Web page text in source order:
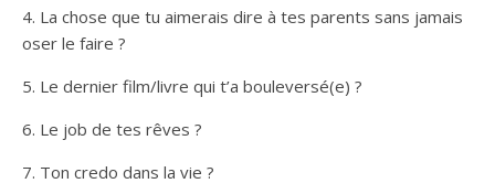
4. La chose que tu aimerais dire à tes parents sans jamais
oser le faire ?
5. Le dernier film/livre qui t’a bouleversé(e) ?
6. Le job de tes rêves ?
7. Ton credo dans la vie ?